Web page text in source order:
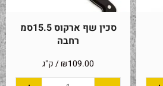
סכין שף ארקוס 15.5סמ
רחבה
₪109.00 / ק"ג